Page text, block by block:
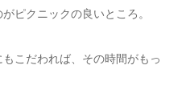
ピクニックの良いところ。
こだわれば、その時間がもっ